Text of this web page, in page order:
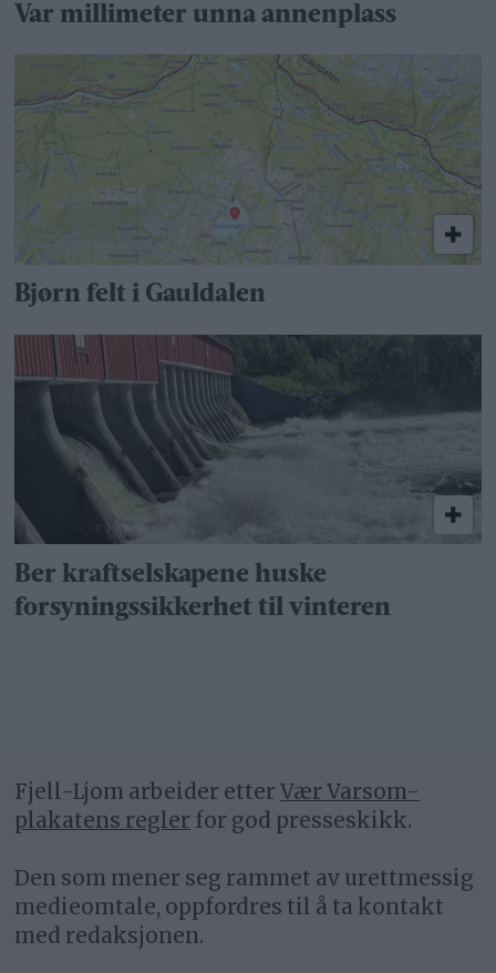
Var millimeter unna annenplass
Bjørn felt i Gauldalen
Ber kraftselskapene huske
forsyningssikkerhet til vinteren
Fjell-Ljom arbeider etterVær Varsom-
plakatens regler for god presseskikk.
Den som mener seg rammet av urettmessig
medieomtale, oppfordres til å ta kontakt
med redaksjonen.